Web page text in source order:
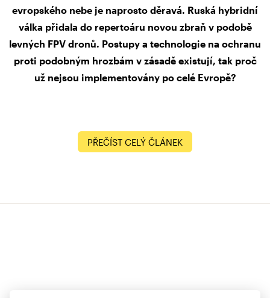
evropského nebe je naprosto děravá. Ruská hybridní
válka přidala do repertoáru novou zbraň v podobě
levných FPV dronů. Postupy a technologie na ochranu
proti podobným hrozbám v zásadě existují, tak proč
už nejsou implementovány po celé Evropě?
PŘEČÍST CELÝ ČLÁNEK